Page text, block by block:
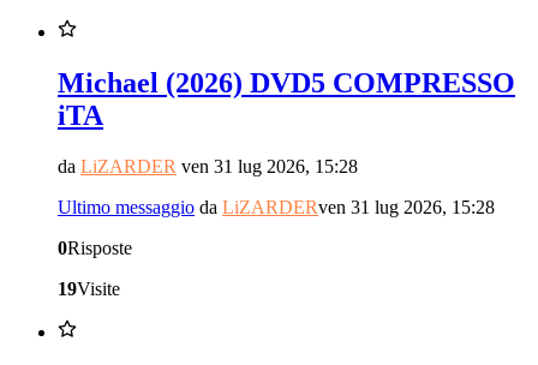
Michael (2026) DVD5 COMPRESSO
iTA
da LiZARDER ven 31 lug 2026, 15:28
Ultimo messaggio da LiZARDERven 31 lug 2026, 15:28
0Risposte
19Visite